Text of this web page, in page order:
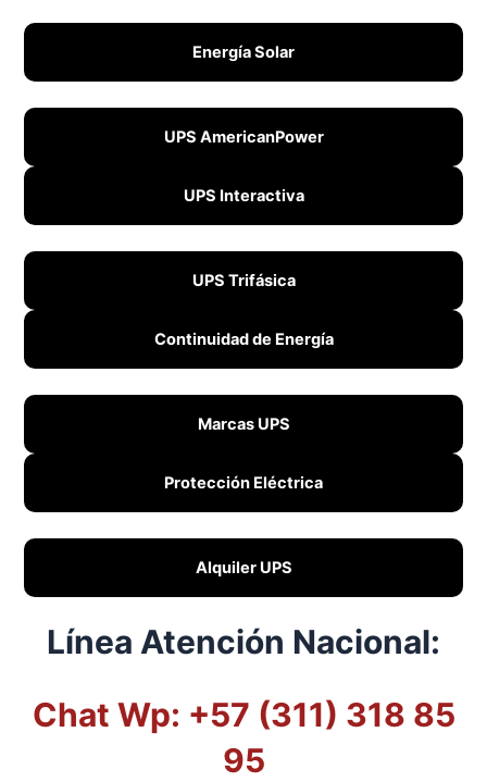
Energía Solar
UPS AmericanPower
UPS Interactiva
UPS Trifásica
Continuidad de Energía
Marcas UPS
Protección Eléctrica
Alquiler UPS
Línea Atención Nacional:
Chat Wp: +57 (311) 318 85
95